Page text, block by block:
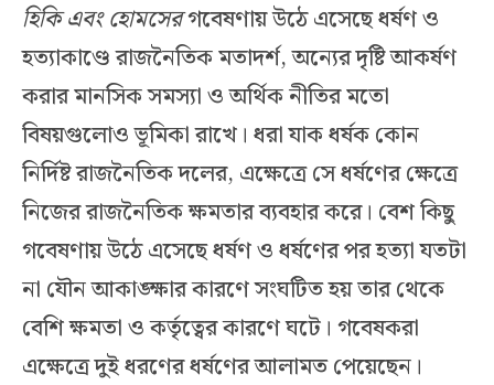
হিকি এবং হোমসেরগবেষণায় উঠে এসেছে ধর্ষণ ও
হত্যাকাণ্ডে রাজনৈতিক মতাদর্শ, অন্যের দৃষ্টি আকর্ষণ
করার মানসিক সমস্যা ও অর্থিক নীতির মতো
বিষয়গুলোও ভূমিকা রাখে। ধরা যাক ধর্ষক কোন
নির্দিষ্ট রাজনৈতিক দলের, এক্ষেত্রে সে ধর্ষণের ক্ষেত্রে
নিজের রাজনৈতিক ক্ষমতার ব্যবহার করে। বেশ কিছু
গবেষণায় উঠে এসেছে ধর্ষণ ও ধর্ষণের পর হত্যা যতটা
না যৌন আকাঙ্ক্ষার কারণে সংঘটিত হয় তার থেকে
বেশি ক্ষমতা ও কর্তৃত্বের কারণে ঘটে। গবেষকরা
এক্ষেত্রে দুই ধরণের ধর্ষণের আলামত পেয়েছেন।